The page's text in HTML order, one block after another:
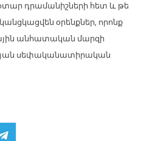
դրամանիշների հետ և թե
օրենքներ, որոնք
անհատական մարզի
սեփականատիրական